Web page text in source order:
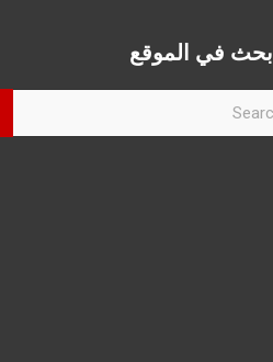
ابحث في الموقع